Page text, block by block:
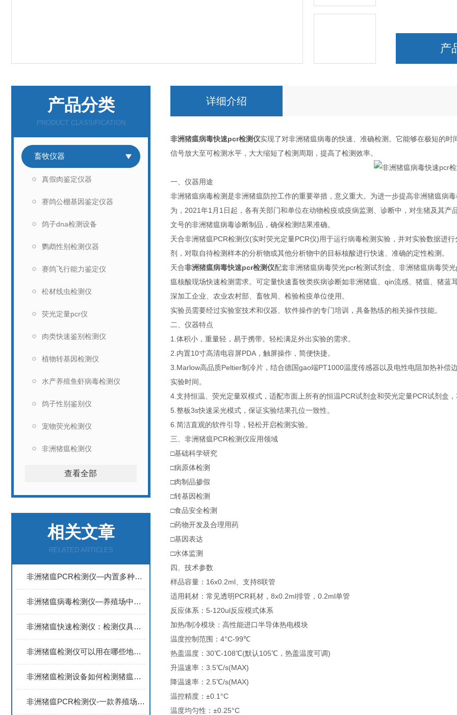
产
产品分类
PRODUCT CLASSIFICATION
畜牧仪器
真假肉鉴定仪器
赛鸽公棚基因鉴定仪器
鸽子dna检测设备
鹦鹉性别检测仪器
赛鸽飞行能力鉴定仪
松材线虫检测仪
荧光定量pcr仪
肉类快速鉴别检测仪
植物转基因检测仪
水产养殖鱼虾病毒检测仪
鸽子性别鉴别仪
宠物荧光检测仪
非洲猪瘟检测仪
查看全部
相关文章
RELATED ARTICLES
非洲猪瘟PCR检测仪—内置多种检测程序，支持数据存储和打印输出
非洲猪瘟病毒检测仪—养殖场中该设备可用于日常疫情监测和疾病诊断
非洲猪瘟快速检测仪：检测仪具有快速检测的特点，准确检测出病毒的存在
非洲猪瘟检测仪可以用在哪些地方？如何保障猪肉产品安全
非洲猪瘟检测设备如何检测猪瘟病毒？还可以检测哪些畜牧类疾病？
非洲猪瘟PCR检测仪-一款养殖场日常抽检的非洲猪瘟检测仪2024顺丰包邮
详细介绍
非洲猪瘟病毒快速pcr检测仪实现了对非洲猪瘟病毒的快速、准确检测。它能够在极短的
信号放大至可检测水平，大大缩短了检测周期，提高了检测效率。
一、仪器用途
非洲猪瘟病毒检测是非洲猪瘟防控工作的重要举措，意义重大。为进一步提高非洲猪瘟病
为，2021年1月1日起，各有关部门和单位在动物检疫或疫病监测、诊断中，对生猪及其
文号的非洲猪瘟病毒诊断制品，确保检测结果准确。
天合非洲猪瘟PCR检测仪(实时荧光定量PCR仪)用于运行病毒检测实验，并对实验数据进
剂，对取自待检测样本的分析物或其他分析物中的目标核酸进行快速、准确的定性检测。
天合非洲猪瘟病毒快速pcr检测仪配套非洲猪瘟病毒荧光pcr检测试剂盒、非洲猪瘟病毒荧
瘟核酸现场快速检测需求。可定量快速畜牧类疾病诊断如非洲猪瘟、qin流感、猪瘟、猪
深加工企业、农业农村部、畜牧局、检验检疫单位使用。
实验员需要经过实验室技术和仪器、软件操作的专门培训，具备熟练的相关操作技能。
二、仪器特点
1.体积小，重量轻，易于携带。轻松满足外出实验的需求。
2.内置10寸高清电容屏PDA，触屏操作，简便快捷。
3.Marlow高品质Peltier制冷片，结合德国gao端PT1000温度传感器以及电性电阻加热补
实验时间。
4.支持恒温、荧光定量双模式，适配市面上所有的恒温PCR试剂盒和荧光定量PCR试剂盒
5.整板3s快速采光模式，保证实验结果孔位一致性。
6.简洁直观的软件引导，轻松开启检测实验。
三、非洲猪瘟PCR检测仪应用领域
□基础科学研究
□病原体检测
□肉制品掺假
□转基因检测
□食品安全检测
□药物开发及合理用药
□基因表达
□水体监测
四、技术参数
样品容量：16x0.2ml、支持8联管
适用耗材：常见透明PCR耗材，8x0.2ml排管，0.2ml单管
反应体系：5-120ul反应模式体系
加热/制冷模块：高性能进口半导体热电模块
温度控制范围：4°C-99℃
热盖温度：30℃-108℃(默认105℃，热盖温度可调)
升温速率：3.5℃/s(MAX)
降温速率：2.5℃/s(MAX)
温控精度：±0.1°C
温度均匀性：±0.25°C